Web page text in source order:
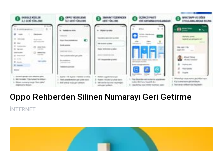
İNTERNET
Oppo Rehberden Silinen Numarayı Geri Getirme